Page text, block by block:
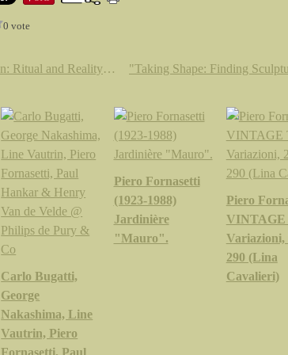
0 vote
"Worshiping Women: Ritual and Reality in Classical Athens" @ the Onassis Cultural Center in New York
Carlo Bugatti,
George
Nakashima, Line
Vautrin, Piero
Fornasetti, Paul
Piero Fornasetti
(1923-1988)
Jardinière
"Mauro".
Piero
VINTAGE
Variazioni,
290 (Lina
Cavalieri)